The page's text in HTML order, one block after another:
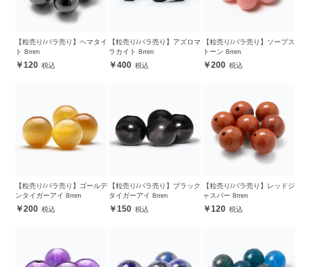
【粒売り/バラ売り】ヘマタイ
ト 8mm
120
【粒売り/バラ売り】アズロマ
ラカイト 8mm
400
【粒売り/バラ売り】ソープス
トーン 8mm
200
【粒売り/バラ売り】ゴールデ
ンタイガーアイ 8mm
200
【粒売り/バラ売り】ブラック
タイガーアイ 8mm
150
【粒売り/バラ売り】レッドジ
ャスパー 8mm
120